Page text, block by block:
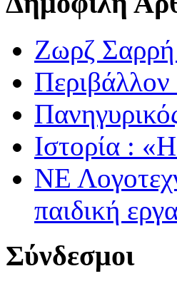
Ζωρζ
Περιβάλλον
Ιστορία :
ΝΕ
παιδική
Σύνδεσμοι